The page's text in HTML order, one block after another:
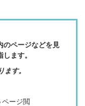
のページなどを見
ます。
ます。
ージ閲